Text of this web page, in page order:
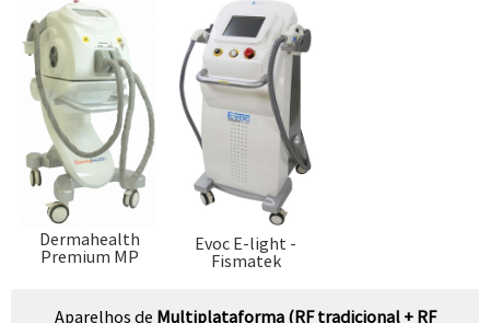
Dermahealth
Premium MP
Evoc E-light -
Fismatek
Aparelhos de Multiplataforma (RF tradicional + RF